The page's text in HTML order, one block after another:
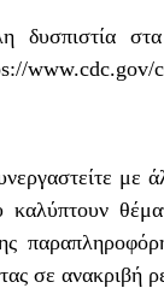
δυσπιστία
www.cdc.gov/
σε ανακριβή